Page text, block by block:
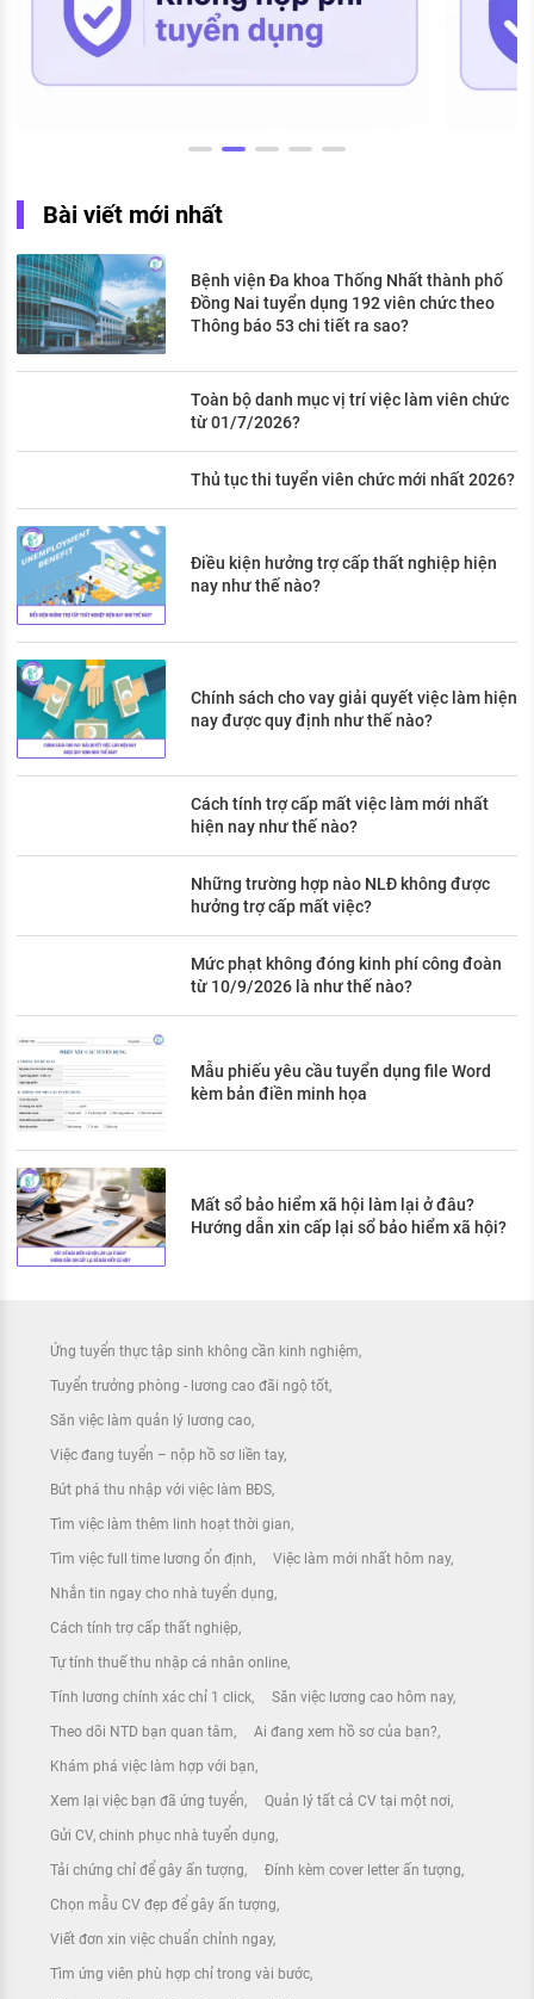
Bài viết mới nhất
Bệnh viện Đa khoa Thống Nhất thành phố
Đồng Nai tuyển dụng 192 viên chức theo
Thông báo 53 chi tiết ra sao?
Toàn bộ danh mục vị trí việc làm viên chức
từ 01/7/2026?
Thủ tục thi tuyển viên chức mới nhất 2026?
Điều kiện hưởng trợ cấp thất nghiệp hiện
nay như thế nào?
Chính sách cho vay giải quyết việc làm hiện
nay được quy định như thế nào?
Cách tính trợ cấp mất việc làm mới nhất
hiện nay như thế nào?
Những trường hợp nào NLĐ không được
hưởng trợ cấp mất việc?
Mức phạt không đóng kinh phí công đoàn
từ 10/9/2026 là như thế nào?
Mẫu phiếu yêu cầu tuyển dụng file Word
kèm bản điền minh họa
Mất sổ bảo hiểm xã hội làm lại ở đâu?
Hướng dẫn xin cấp lại sổ bảo hiểm xã hội?
Ứng tuyển thực tập sinh không cần kinh nghiệm
Tuyển trưởng phòng - lương cao đãi ngộ tốt
Săn việc làm quản lý lương cao
Việc đang tuyển – nộp hồ sơ liền tay
Bứt phá thu nhập với việc làm BĐS
Tìm việc làm thêm linh hoạt thời gian
Tìm việc full time lương ổn định Việc làm mới nhất hôm nay
Nhắn tin ngay cho nhà tuyển dụng
Cách tính trợ cấp thất nghiệp
Tự tính thuế thu nhập cá nhân online
Tính lương chính xác chỉ 1 click Săn việc lương cao hôm nay
Theo dõi NTD bạn quan tâm Ai đang xem hồ sơ của bạn?
Khám phá việc làm hợp với bạn
Xem lại việc bạn đã ứng tuyển Quản lý tất cả CV tại một nơi
Gửi CV, chinh phục nhà tuyển dụng
Tải chứng chỉ để gây ấn tượng Đính kèm cover letter ấn tượng
Chọn mẫu CV đẹp để gây ấn tượng
Viết đơn xin việc chuẩn chỉnh ngay
Tìm ứng viên phù hợp chỉ trong vài bước